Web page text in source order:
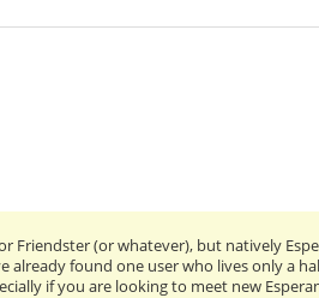
Friendster (or whatever), but natively
already found one user who lives only a
if you are looking to meet new